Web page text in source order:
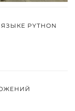
PYTHON